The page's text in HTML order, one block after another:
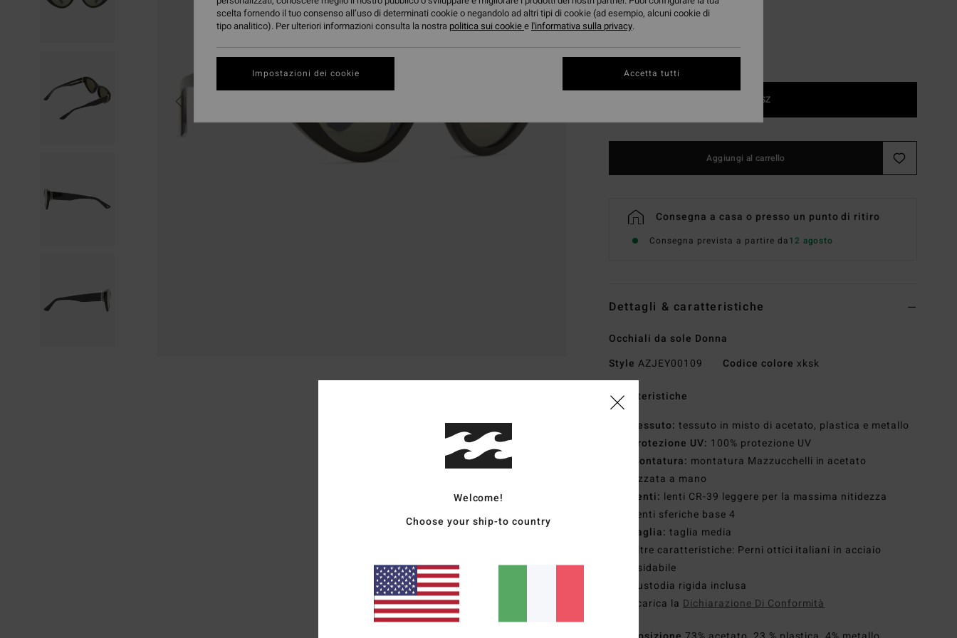
1SZ
Aggiungi al carrello
Consegna a casa o presso un punto di ritiro
Consegna prevista a partire da12 agosto
Dettagli & caratteristiche
Occhiali da sole Donna
Style AZJEY00109 Codice colore xksk
Caratteristiche
Tessuto: tessuto in misto di acetato, plastica e metallo
Protezione UV: 100% protezione UV
Montatura: montatura Mazzucchelli in acetato
realizzata a mano
Lenti: lenti CR-39 leggere per la massima nitidezza
Lenti sferiche base 4
Taglia: taglia media
Altre caratteristiche: Perni ottici italiani in acciaio
inossidabile
Custodia rigida inclusa
Scarica la Dichiarazione Di Conformità
Welcome!
Choose your ship-to country
scelta fornendo il tuo consenso all’uso di determinati cookie o negandolo ad altri tipi di cookie (ad esempio, alcuni cookie di
tipo analitico). Per ulteriori informazioni consulta la nostra politica sui cookiee l'informativa sulla privacy.
Impostazioni dei cookie Accetta tutti